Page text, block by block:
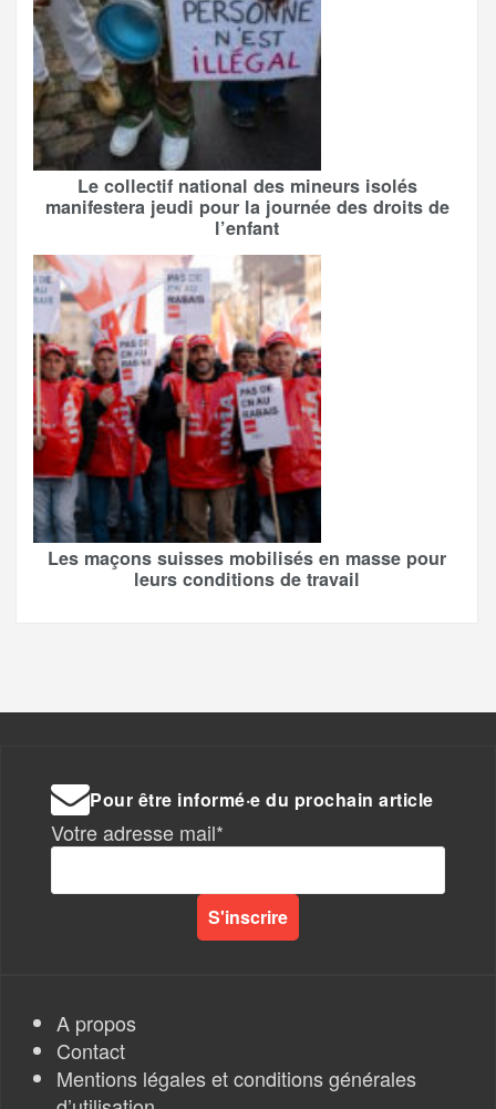
Le collectif national des mineurs isolés
manifestera jeudi pour la journée des droits de
l’enfant
Les maçons suisses mobilisés en masse pour
leurs conditions de travail
Pour être informé·e du prochain article
Votre adresse mail*
A propos
Contact
Mentions légales et conditions générales